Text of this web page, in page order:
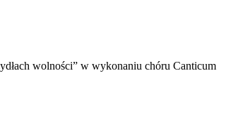
wolności” w wykonaniu chóru Canticum